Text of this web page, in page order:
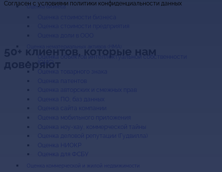
Оценка бизнеса
Оценка ПО, баз данных
Оценка сайта компании
Оценка мобильного приложения
Оценка ноу-хау, коммерческой тайны
Оценка деловой репутации (Гудвилла)
Оценка НИОКР
Оценка для ФСБУ
Оценка коммерческой и жилой недвижимости
Cогласен с условиями политики конфиденциальности данных